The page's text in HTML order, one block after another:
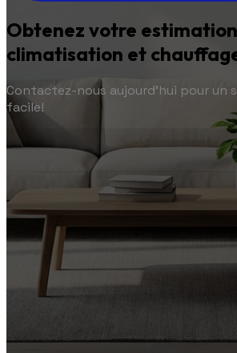
Obtenez votre
climatisation et
Contactez-nous aujourd'hui pour un
facile!